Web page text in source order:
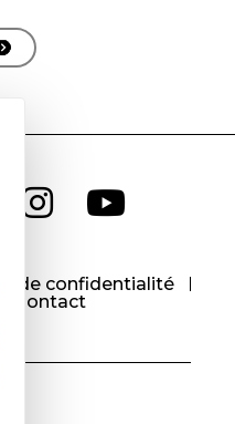
de confidentialité
Contact